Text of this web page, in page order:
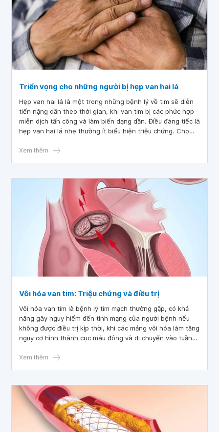
Triển vọng cho những người bị hẹp van hai lá
Hẹp van hai lá là một trong những bệnh lý về tim sẽ diễn
tiến nặng dần theo thời gian, khi van tim bị các phức hợp
miễn dịch tấn công và làm biến dạng dần. Điều đáng tiếc là
hẹp van hai lá nhẹ thường ít biểu hiện triệu chứng. Cho
van tim hẹp rất nặng dẫn đến suy tim.
Xem thêm
Vôi hóa van tim: Triệu chứng và điều trị
Vôi hóa van tim là bệnh lý tim mạch thường gặp, có khả
năng gây nguy hiểm đến tính mạng của người bệnh nếu
không được điều trị kịp thời, khi các mảng vôi hóa làm tăng
nguy cơ hình thành cục máu đông và di chuyển vào tuần
Xem thêm